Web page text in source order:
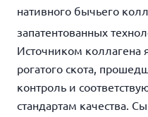
нативного бычьего
запатентованных
Источником коллагена
рогатого скота,
контроль и
стандартам качества.